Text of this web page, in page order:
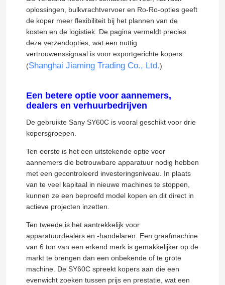
oplossingen, bulkvrachtvervoer en Ro-Ro-opties geeft
de koper meer flexibiliteit bij het plannen van de
kosten en de logistiek. De pagina vermeldt precies
deze verzendopties, wat een nuttig
vertrouwenssignaal is voor exportgerichte kopers.
(Shanghai Jiaming Trading Co., Ltd.)
Een betere optie voor aannemers,
dealers en verhuurbedrijven
De gebruikte Sany SY60C is vooral geschikt voor drie
kopersgroepen.
Ten eerste is het een uitstekende optie voor
aannemers die betrouwbare apparatuur nodig hebben
met een gecontroleerd investeringsniveau. In plaats
van te veel kapitaal in nieuwe machines te stoppen,
kunnen ze een beproefd model kopen en dit direct in
actieve projecten inzetten.
Ten tweede is het aantrekkelijk voor
apparatuurdealers en -handelaren. Een graafmachine
van 6 ton van een erkend merk is gemakkelijker op de
markt te brengen dan een onbekende of te grote
machine. De SY60C spreekt kopers aan die een
evenwicht zoeken tussen prijs en prestatie, wat een